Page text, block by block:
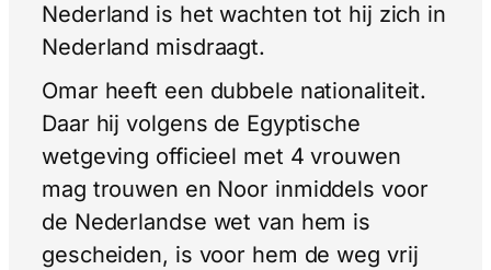
Nederland is het wachten tot hij zich in
Nederland misdraagt.
Omar heeft een dubbele nationaliteit.
Daar hij volgens de Egyptische
wetgeving officieel met 4 vrouwen
mag trouwen en Noor inmiddels voor
de Nederlandse wet van hem is
gescheiden, is voor hem de weg vrij